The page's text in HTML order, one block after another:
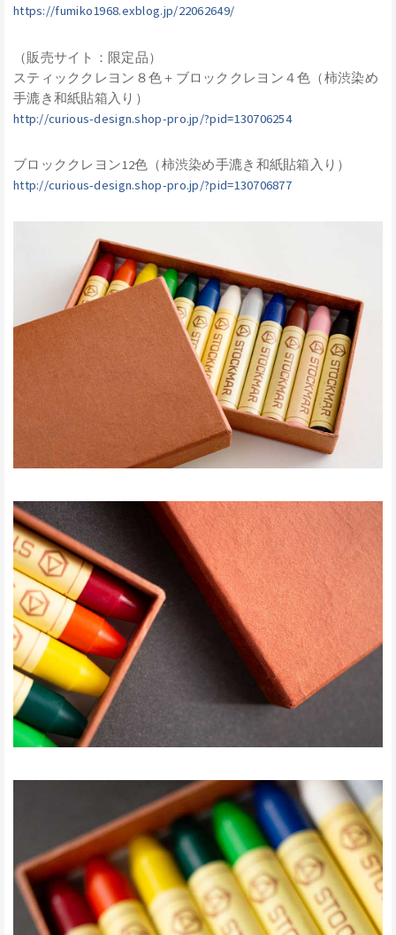
https://fumiko1968.exblog.jp/22062649/
（販売サイト：限定品）
スティッククレヨン８色＋ブロッククレヨン４色（柿渋染め
手漉き和紙貼箱入り）
http://curious-design.shop-pro.jp/?pid=130706254
ブロッククレヨン12色（柿渋染め手漉き和紙貼箱入り）
http://curious-design.shop-pro.jp/?pid=130706877